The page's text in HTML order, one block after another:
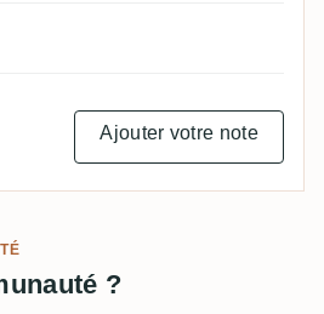
Ajouter votre note
?